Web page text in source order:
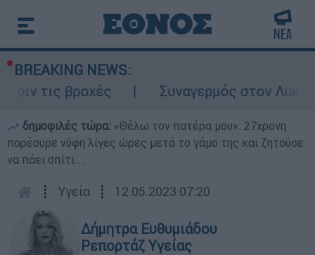
BREAKING NEWS:
βροχές
Συναγερμός στον
δημοφιλές τώρα: «Θέλω τον πατέρα μου»: 27χρονη
παρέσυρε νύφη λίγες ώρες μετά το γάμο της και ζητούσε
να πάει σπίτι...
┋ Υγεία ┋ 12.05.2023 07:20
Δήμητρα Ευθυμιάδου
Ρεπορτάζ Υγείας